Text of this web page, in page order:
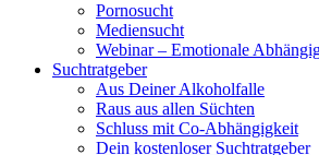
Pornosucht
Mediensucht
Webinar – Emotionale
Suchtratgeber
Aus Deiner Alkoholfalle
Raus aus allen Süchten
Schluss mit Co-Abhängigkeit
Dein kostenloser Suchtratgeber